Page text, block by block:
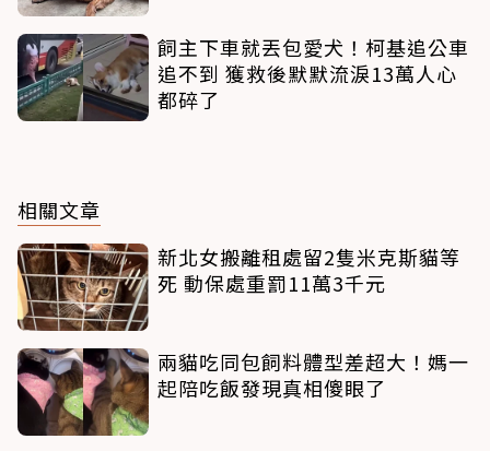
飼主下車就丟包愛犬！柯基追公車
追不到 獲救後默默流淚13萬人心
都碎了
相關文章
新北女搬離租處留2隻米克斯貓等
死 動保處重罰11萬3千元
兩貓吃同包飼料體型差超大！媽一
起陪吃飯發現真相傻眼了